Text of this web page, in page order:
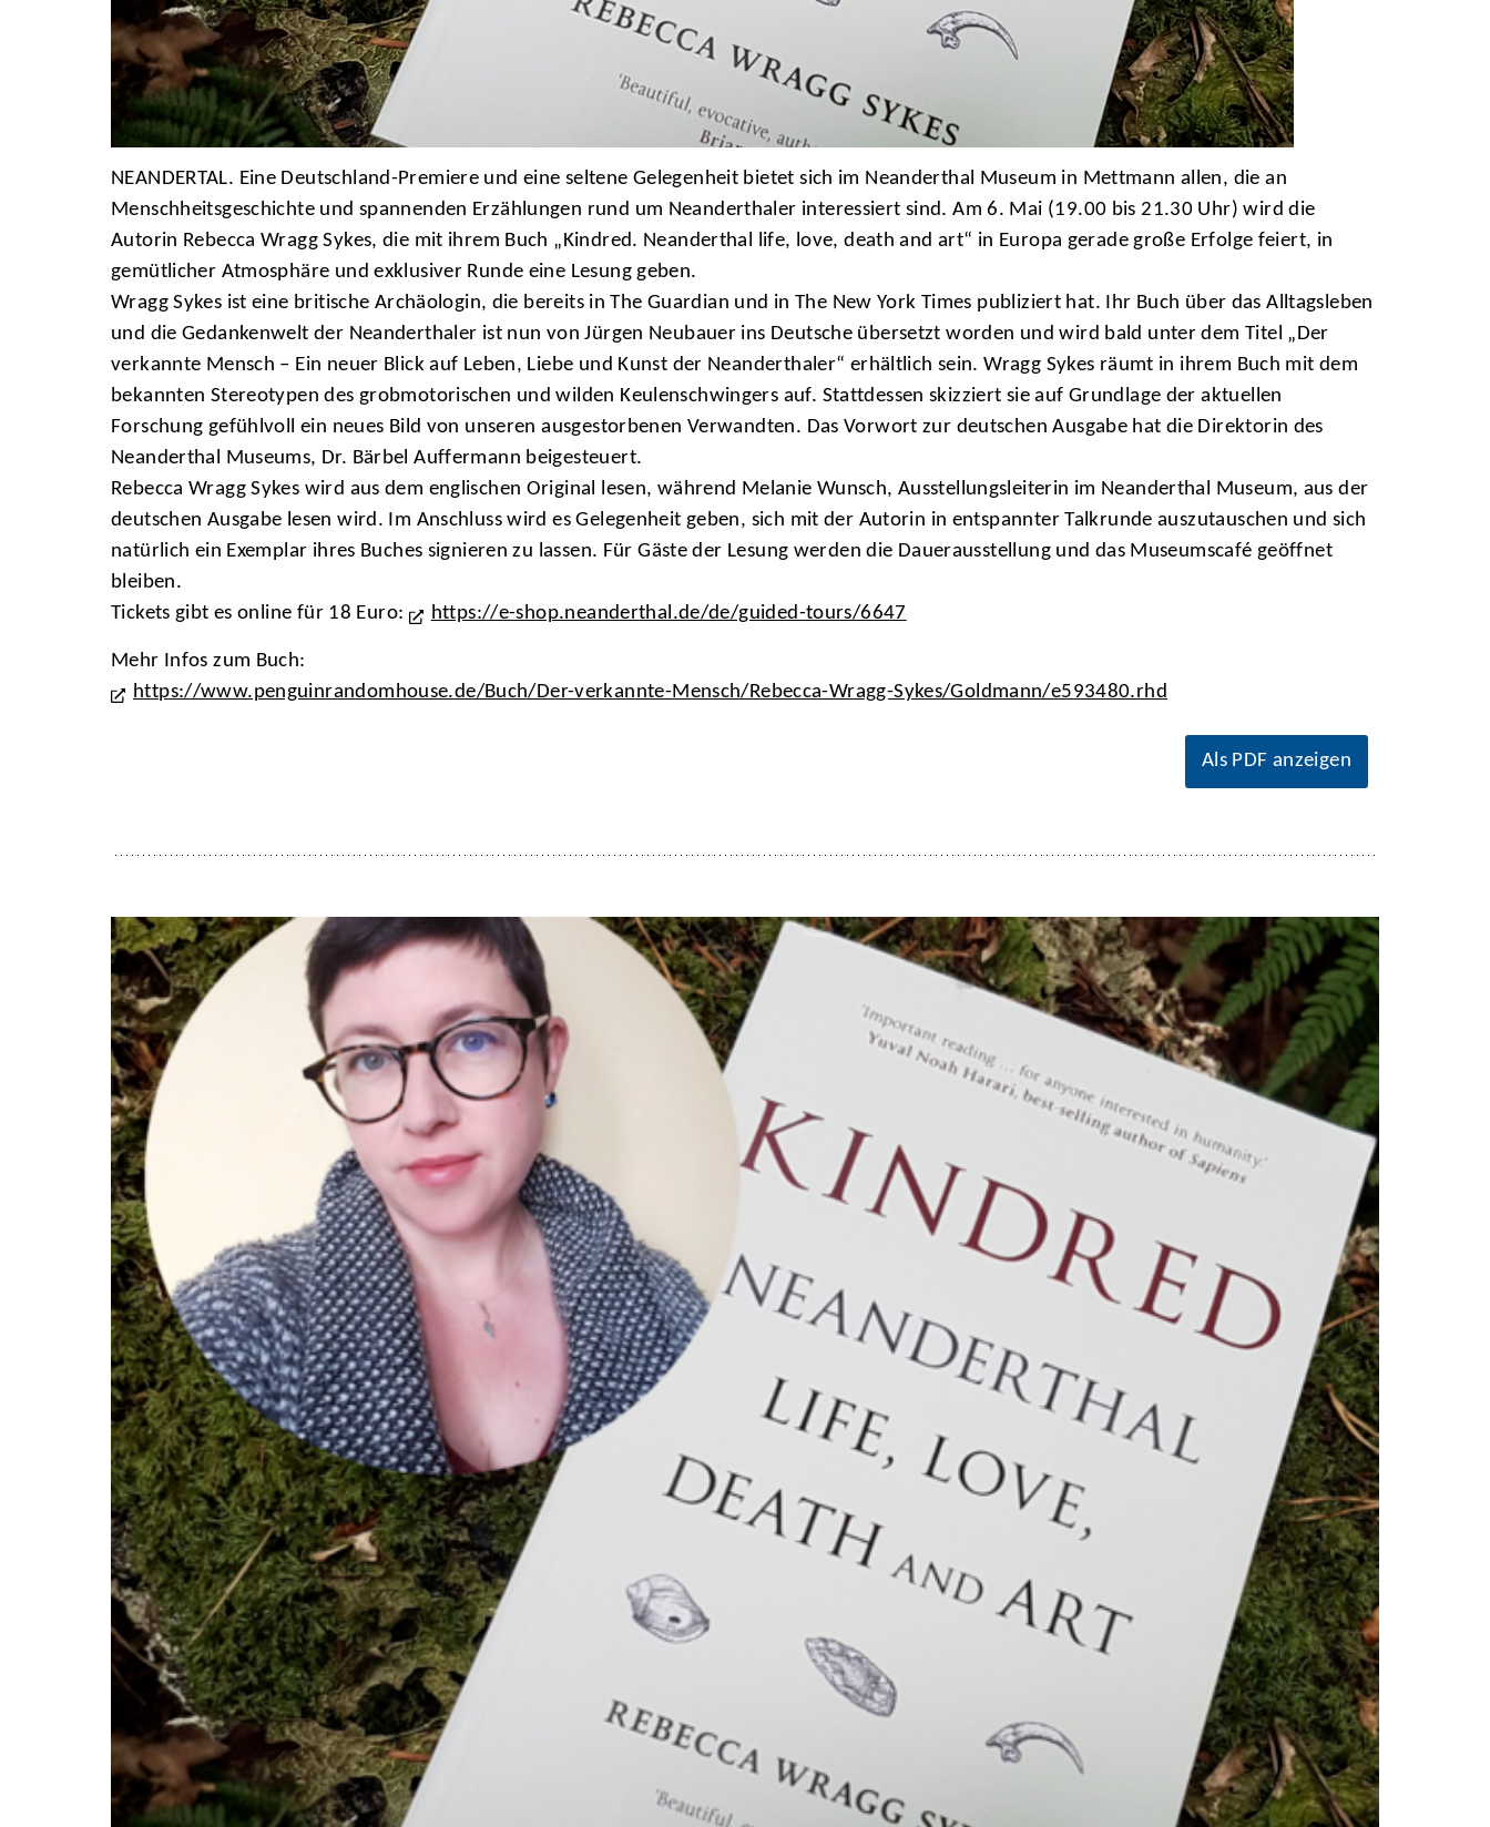
NEANDERTAL. Eine Deutschland-Premiere und eine seltene Gelegenheit bietet sich im Neanderthal Museum in Mettmann allen, die an
Menschheitsgeschichte und spannenden Erzählungen rund um Neanderthaler interessiert sind. Am 6. Mai (19.00 bis 21.30 Uhr) wird die
Autorin Rebecca Wragg Sykes, die mit ihrem Buch „Kindred. Neanderthal life, love, death and art“ in Europa gerade große Erfolge feiert, in
gemütlicher Atmosphäre und exklusiver Runde eine Lesung geben.
Wragg Sykes ist eine britische Archäologin, die bereits in The Guardian und in The New York Times publiziert hat. Ihr Buch über das Alltagsleben
und die Gedankenwelt der Neanderthaler ist nun von Jürgen Neubauer ins Deutsche übersetzt worden und wird bald unter dem Titel „Der
verkannte Mensch – Ein neuer Blick auf Leben, Liebe und Kunst der Neanderthaler“ erhältlich sein. Wragg Sykes räumt in ihrem Buch mit dem
bekannten Stereotypen des grobmotorischen und wilden Keulenschwingers auf. Stattdessen skizziert sie auf Grundlage der aktuellen
Forschung gefühlvoll ein neues Bild von unseren ausgestorbenen Verwandten. Das Vorwort zur deutschen Ausgabe hat die Direktorin des
Neanderthal Museums, Dr. Bärbel Auffermann beigesteuert.
Rebecca Wragg Sykes wird aus dem englischen Original lesen, während Melanie Wunsch, Ausstellungsleiterin im Neanderthal Museum, aus der
deutschen Ausgabe lesen wird. Im Anschluss wird es Gelegenheit geben, sich mit der Autorin in entspannter Talkrunde auszutauschen und sich
natürlich ein Exemplar ihres Buches signieren zu lassen. Für Gäste der Lesung werden die Dauerausstellung und das Museumscafé geöffnet
bleiben.
Tickets gibt es online für 18 Euro:
https://e-shop.neanderthal.de/de/guided-tours/6647
Mehr Infos zum Buch:
https://www.penguinrandomhouse.de/Buch/Der-verkannte-Mensch/Rebecca-Wragg-Sykes/Goldmann/e593480.rhd
Als PDF anzeigen